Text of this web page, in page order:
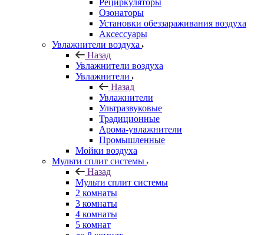
Рециркуляторы
Озонаторы
Установки обеззараживания воздуха
Аксессуары
Увлажнители воздуха
Назад
Увлажнители воздуха
Увлажнители
Назад
Увлажнители
Ультразвуковые
Традиционные
Арома-увлажнители
Промышленные
Мойки воздуха
Мульти сплит системы
Назад
Мульти сплит системы
2 комнаты
3 комнаты
4 комнаты
5 комнат